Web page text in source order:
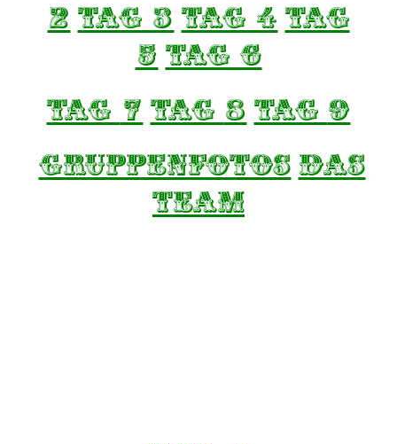
2 TAG 3 TAG 4 TAG
5 TAG 6
TAG 7 TAG 8 TAG 9
GRuppenfotos Das
TEAM